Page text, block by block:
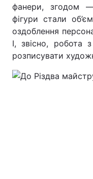
фанери, згодом —
фігури стали
оздоблення
І, звісно, робота
розписувати